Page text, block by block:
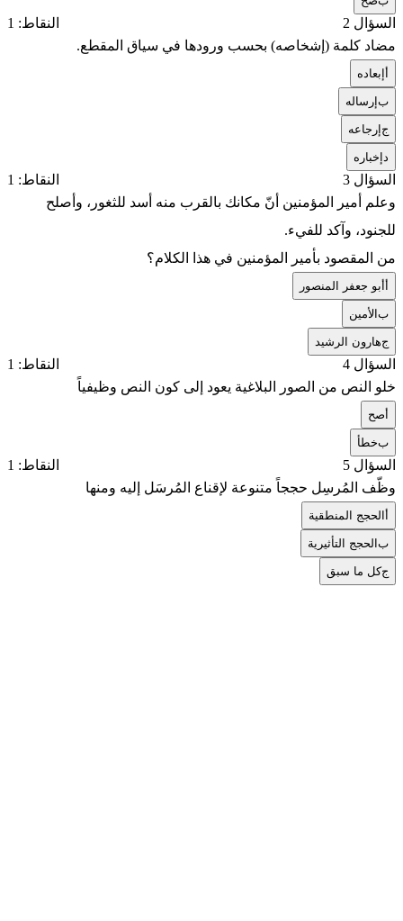
السؤال 2
النقاط: 1
مضاد كلمة (إشخاصه) بحسب ورودها في سياق المقطع.
إبعاده
بإرساله
جإرجاعه
إخباره
السؤال 3
النقاط: 1
وعلم أمير المؤمنين أنّ مكانك بالقرب منه أسد للثغور، وأصلح
للجنود، وآكد للفيء.
من المقصود بأمير المؤمنين في هذا الكلام؟
أبو جعفر المنصور
بالأمين
جهارون الرشيد
السؤال 4
النقاط: 1
خلو النص من الصور البلاغية يعود إلى كون النص وظيفياً
صح
بخطأ
السؤال 5
النقاط: 1
وظّف المُرسِل حججاً متنوعة لإقناع المُرسَل إليه ومنها
الحجج المنطقية
بالحجج التأثيرية
جكل ما سبق